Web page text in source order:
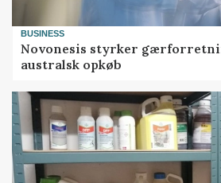
BUSINESS
Novonesis styrker
australsk opkøb